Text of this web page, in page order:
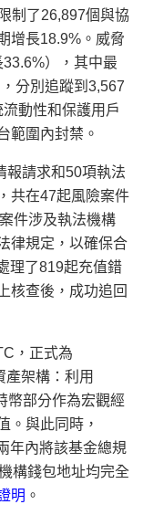
制了26,897個與協
增長18.9%。威脅
），其中最
，分別追蹤到 3,567
動性和保護用戶
範圍內封禁。
報請求和50項執法
共在47起風險案件
件涉及執法機構
律規定，以確保合
理了819起充值錯
核查後，成功追回
，正式為
架構：利用
幣部分作為宏觀經
。與此同時，
年內將該基金總規
構錢包地址均完全
明 。